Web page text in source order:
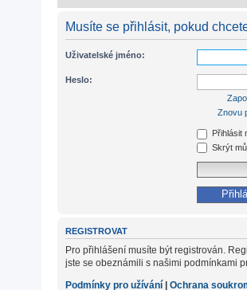
Musíte se přihlásit, pokud
Uživatelské jméno:
Heslo:
Znovu
Přihlásit
Skrýt
REGISTROVAT
Pro přihlášení musíte být registrován.
jste se obeznámili s našimi podmínkami
Podmínky pro užívání | Ochrana